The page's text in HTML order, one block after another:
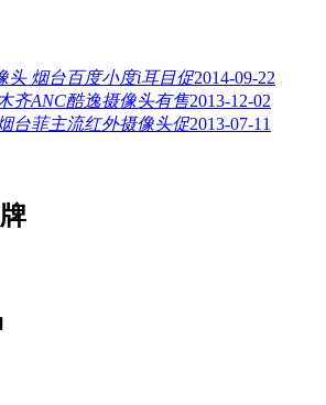
头 烟台百度小度i耳目促2014-09-22
齐ANC酷逸摄像头有售2013-12-02
台菲主流红外摄像头促2013-07-11